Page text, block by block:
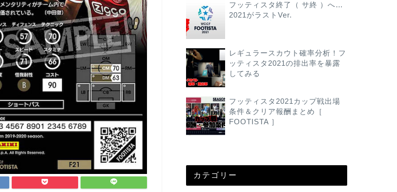
フッティスタ終了（ サ終 ）へ…
2021がラストVer.
レギュラースカウト確率分析！フ
ッティスタ2021の排出率を暴露
してみる
フッティスタ2021カップ戦出場
条件＆クリア報酬まとめ［
FOOTISTA ］
カテゴリー